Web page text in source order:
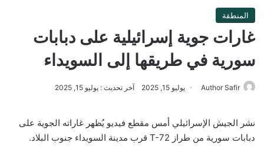
المنطقة
غارات جوية إسرائيلية على دبابات
سورية في طريقها إلى السويداء
Author Safir يوليو 15, 2025 آخر تحديث : يوليو 15, 2025
نشر الجيش الإسرائيلي أمس مقطع فيديو يُظهر غاراته الجوية على
دبابات سورية من طراز T-72 قرب مدينة السويداء جنوب البلاد.